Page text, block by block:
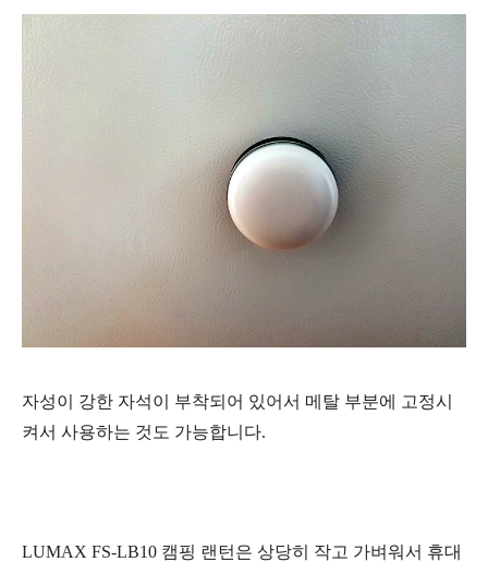
자성이 강한 자석이 부착되어 있어서 메탈 부분에 고정시
켜서 사용하는 것도 가능합니다.
LUMAX FS-LB10 캠핑 랜턴은 상당히 작고 가벼워서 휴대